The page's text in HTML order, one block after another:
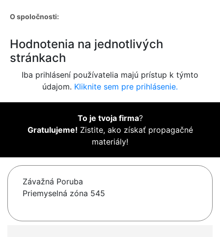
O spoločnosti:
Hodnotenia na jednotlivých
stránkach
Iba prihlásení používatelia majú prístup k týmto
údajom. Kliknite sem pre prihlásenie.
To je tvoja firma?
Gratulujeme! Zistite, ako získať propagačné
materiály!
Závažná Poruba
Priemyselná zóna 545